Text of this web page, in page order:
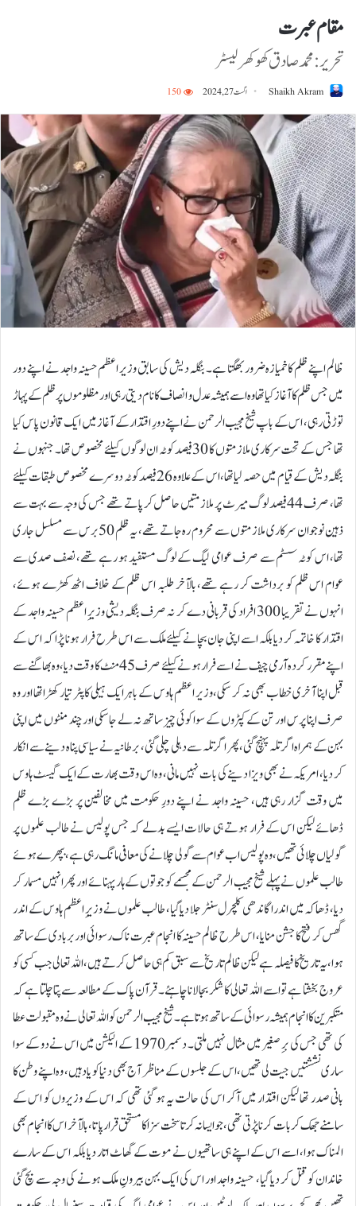
مقام عبرت
تحریر: محمد صادق کھوکھر لیسٹر
Shaikh Akram اگست 27, 2024 150
ظالم اپنے ظلم کا خمیازہ ضرور بھگتا ہے۔ بنگلہ دیش کی سابق وزیر اعظم حسینہ واجد نے اپنے دور
میں جس ظلم کا آغاز کیا تھا وہ اسے ہمیشہ عدل و انصاف کا نام دیتی رہی اور مظلوموں پر ظلم کے پہاڑ
توڑتی رہی، اس کے باپ شیخ مجیب الرحمن نے اپنے دورِ اقتدار کے آغاز میں ایک قانون پاس کیا
تھا جس کے تحت سرکاری ملازمتوں کا 30فیصد کوٹہ ان لوگوں کیلئے مخصوص تھا۔ جنہوں نے
بنگلہ دیش کے قیام میں حصہ لیا تھا، اس کے علاوہ 26فیصد کوٹہ دوسرے مخصوص طبقات کیلئے
تھا، صرف 44فیصد لوگ میرٹ پر ملازمتیں حاصل کر پاتے تھے جس کی وجہ سے بہت سے
ذہین نوجوان سرکاری ملازمتوں سے محروم رہ جاتے تھے، یہ ظلم 50برس سے مسلسل جاری
تھا، اس کوٹہ سسٹم سے صرف عوامی لیگ کے لوگ مستفید ہو رہے تھے، نصف صدی سے
عوام اس ظلم کو برداشت کر رہے تھے، بالآخر طلبہ اس ظلم کے خلاف اٹھ کھڑے ہوئے،
انہوں نے تقریبا 300 افراد کی قربانی دے کر نہ صرف بنگلہ دیشی وزیرِ اعظم حسینہ واجد کے
اقتدار کا خاتمہ کر دیا بلکہ اسے اپنی جان بچانے کیلئے ملک سے اس طرح فرار ہونا پڑا کہ اس کے
اپنے مقرر کردہ آرمی چیف نے اسے فرار ہونے کیلئے صرف 45منٹ کا وقت دیا ، وہ بھاگنے سے
قبل اپنا آخری خطاب بھی نہ کر سکی، وزیر اعظم ہاوس کے باہر ایک ہیلی کاپٹر تیار کھڑا تھا اور وہ
صرف اپنا پرس اور تن کے کپڑوں کے سوا کوئی چیز ساتھ نہ لے جا سکی اور چند منٹوں میں اپنی
بہن کے ہمراہ اگر تلہ پہنچ گئی، پھر اگر تلہ سے دہلی چلی گئی، برطانیہ نے سیاسی پناہ دینے سے انکار
کر دیا، امریکہ نے بھی ویزا دینے کی بات نہیں مانی، وہ اس وقت بھارت کے ایک گیسٹ ہاوس
میں وقت گزار رہی ہیں، حسینہ واجد نے اپنے دورِ حکومت میں مخالفین پر بڑے بڑے ظلم
ڈھائے لیکن اس کے فرار ہوتے ہی حالات ایسے بدلے کہ جس پولیس نے طالب علموں پر
گولیاں چلائی تھیں، وہ پولیس اب عوام سے گولی چلانے کی معافی مانگ رہی ہے، بپھرے ہوئے
طالب علموں نے پہلے شیخ مجیب الرحمن کے مجسمے کو جوتوں کے ہار پہنائے اور پھر انہیں مسمار کر
دیا، ڈھاکہ میں اندرا گاندھی کلچرل سنٹر جلا دیا گیا، طالب علموں نے وزیرِ اعظم ہاوس کے اندر
گھس کر فتح کا جشن منایا، اس طرح ظالم حسینہ کا انجام عبرت ناک رسوائی اور بربادی کے ساتھ
ہوا، یہ تاریخ کا فیصلہ ہے لیکن ظالم تاریخ سے سبق کم ہی حاصل کرتے ہیں،اللہ تعالی جب کسی کو
عروج بخشتا ہے تو اسے اللہ تعالی کا شکر بجا لانا چاہئے۔ قرآن پاک کے مطالعہ سے پتا چلتا ہے کہ
متکبرین کا انجام ہمیشہ رسوائی کے ساتھ ہوتا ہے۔شیخ مجیب الرحمن کو اللہ تعالی نے وہ مقبولت عطا
کی تھی جس کی برِ صغیر میں مثال نہیں ملتی۔ دسمبر1970 کے الیکشن میں اس نے دو کے سوا
ساری نششتیں جیت لی تھیں، اس کے جلسوں کے مناظر آج بھی دنیا کو یاد ہیں، وہ اپنے وطن کا
بانی صدر تھا لیکن اقتدار میں آکر اس کی حالت یہ ہو گئی تھی کہ اس کے وزیروں کو اس کے
سامنے جھک کر بات کرنا پڑتی تھی، جو ایسا نہ کرتا سخت سزا کا مستحق قرار پاتا، بالآخر اس کا انجام بھی
المناک ہوا، اسے اس کے اپنے ہی ساتھیوں نے موت کے گھاٹ اتار دیا بلکہ اس کے سارے
خاندان کو قتل کر دیا گیا، حسینہ واجد اور اس کی ایک بہن بیرونِ ملک ہونے کی وجہ سے بچ گئی